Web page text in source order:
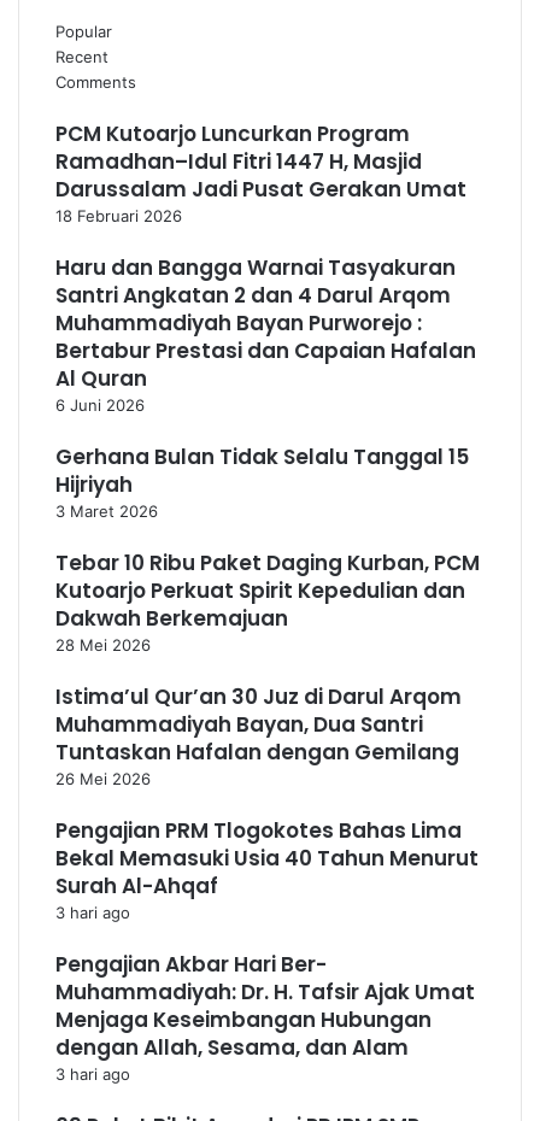
Popular
Recent
Comments
PCM Kutoarjo Luncurkan Program
Ramadhan–Idul Fitri 1447 H, Masjid
Darussalam Jadi Pusat Gerakan Umat
18 Februari 2026
Haru dan Bangga Warnai Tasyakuran
Santri Angkatan 2 dan 4 Darul Arqom
Muhammadiyah Bayan Purworejo :
Bertabur Prestasi dan Capaian Hafalan
Al Quran
6 Juni 2026
Gerhana Bulan Tidak Selalu Tanggal 15
Hijriyah
3 Maret 2026
Tebar 10 Ribu Paket Daging Kurban, PCM
Kutoarjo Perkuat Spirit Kepedulian dan
Dakwah Berkemajuan
28 Mei 2026
Istima’ul Qur’an 30 Juz di Darul Arqom
Muhammadiyah Bayan, Dua Santri
Tuntaskan Hafalan dengan Gemilang
26 Mei 2026
Pengajian PRM Tlogokotes Bahas Lima
Bekal Memasuki Usia 40 Tahun Menurut
Surah Al-Ahqaf
3 hari ago
Pengajian Akbar Hari Ber-
Muhammadiyah: Dr. H. Tafsir Ajak Umat
Menjaga Keseimbangan Hubungan
dengan Allah, Sesama, dan Alam
3 hari ago